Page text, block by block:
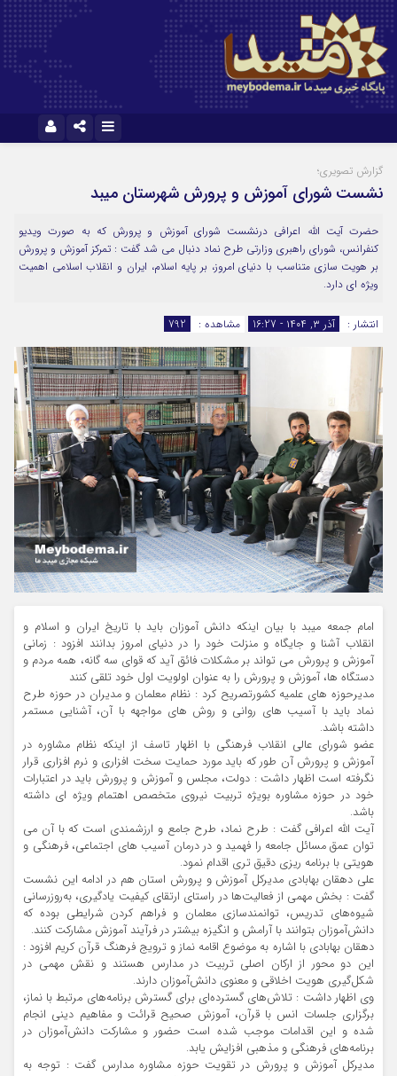
رمز عبور
گزارش تصویری؛
نشست شورای آموزش و پرورش شهرستان میبد
حضرت آیت الله اعرافی درنشست شورای آموزش و پرورش که به صورت ویدیو
کنفرانس، شورای راهبری وزارتی طرح نماد دنبال می شد گفت : تمرکز آموزش و پرورش
بر هویت سازی متناسب با دنیای امروز، بر پایه اسلام، ایران و انقلاب اسلامی اهمیت
ویژه ای دارد.
انتشار : آذر ۳, ۱۴۰۴ - 16:27 مشاهده : 792
امام جمعه میبد با بیان اینکه دانش آموزان باید با تاریخ ایران و اسلام و
انقلاب آشنا و جایگاه و منزلت خود را در دنیای امروز بدانند افزود : زمانی
آموزش و پرورش می تواند بر مشکلات فائق آید که قوای سه گانه، همه مردم و
دستگاه ها، آموزش و پرورش را به عنوان اولویت اول خود تلقی کنند
مدیرحوزه های علمیه کشورتصریح کرد : نظام معلمان و مدیران در حوزه طرح
نماد باید با آسیب های روانی و روش های مواجهه با آن، آشنایی مستمر
داشته باشد.
عضو شورای عالی انقلاب فرهنگی با اظهار تاسف از اینکه نظام مشاوره در
آموزش و پرورش آن طور که باید مورد حمایت سخت افزاری و نرم افزاری قرار
نگرفته است اظهار داشت : دولت، مجلس و آموزش و پرورش باید در اعتبارات
خود در حوزه مشاوره بویژه تربیت نیروی متخصص اهتمام ویژه ای داشته
باشد.
آیت الله اعرافی گفت : طرح نماد، طرح جامع و ارزشمندی است که با آن می
توان عمق مسائل جامعه را فهمید و در درمان آسیب های اجتماعی، فرهنگی و
هویتی با برنامه ریزی دقیق تری اقدام نمود.
علی دهقان بهابادی مدیرکل آموزش و پرورش استان هم در ادامه این نشست
گفت : بخش مهمی از فعالیت‌ها در راستای ارتقای کیفیت یادگیری، به‌روزرسانی
شیوه‌های تدریس، توانمندسازی معلمان و فراهم کردن شرایطی بوده که
دانش‌آموزان بتوانند با آرامش و انگیزه بیشتر در فرآیند آموزش مشارکت کنند.
دهقان بهابادی با اشاره به موضوع اقامه نماز و ترویج فرهنگ قرآن کریم افزود :
این دو محور از ارکان اصلی تربیت در مدارس هستند و نقش مهمی در
شکل‌گیری هویت اخلاقی و معنوی دانش‌آموزان دارند.
وی اظهار داشت : تلاش‌های گسترده‌ای برای گسترش برنامه‌های مرتبط با نماز،
برگزاری جلسات انس با قرآن، آموزش صحیح قرائت و مفاهیم دینی انجام
شده و این اقدامات موجب شده است حضور و مشارکت دانش‌آموزان در
برنامه‌های فرهنگی و مذهبی افزایش یابد.
مدیرکل آموزش و پرورش در تقویت حوزه مشاوره مدارس گفت : توجه به